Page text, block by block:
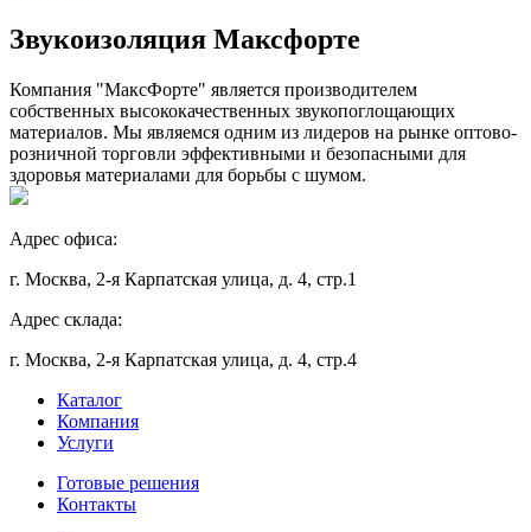
Звукоизоляция Максфорте
Компания "МаксФорте" является производителем
собственных высококачественных звукопоглощающих
материалов. Мы являемся одним из лидеров на рынке оптово-
розничной торговли эффективными и безопасными для
здоровья материалами для борьбы с шумом.
Адрес офиса:
г. Москва, 2-я Карпатская улица, д. 4, стр.1
Адрес склада:
г. Москва, 2-я Карпатская улица, д. 4, стр.4
Каталог
Компания
Услуги
Готовые решения
Контакты